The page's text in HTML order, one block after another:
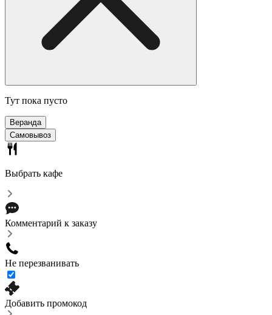
Тут пока пусто
Веранда
Самовывоз
Выбрать кафе
Комментарий к заказу
Не перезванивать
Добавить промокод